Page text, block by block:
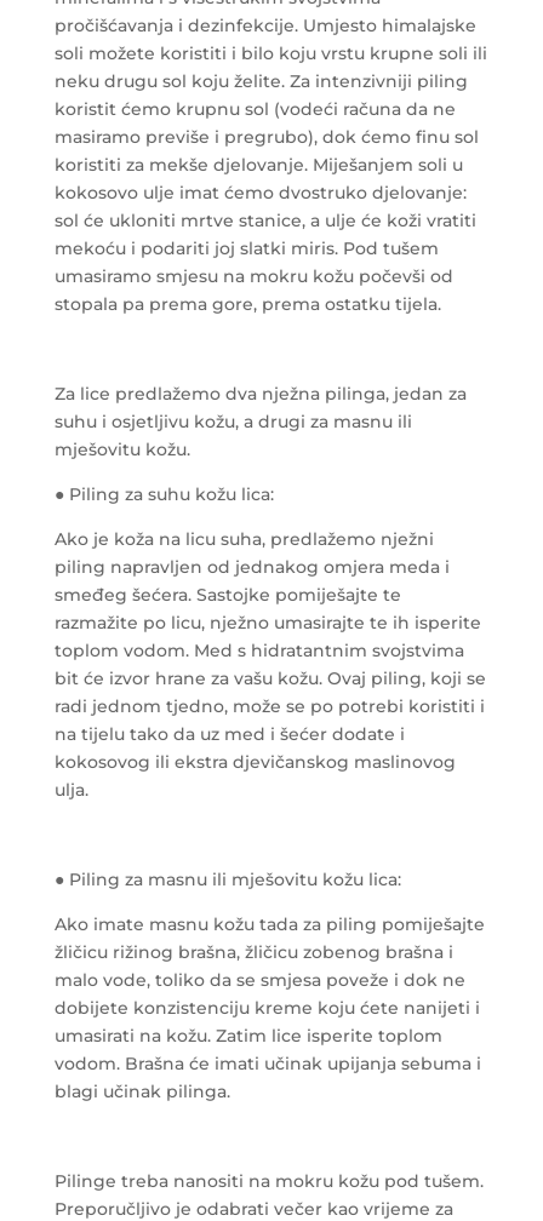
pročišćavanja i dezinfekcije. Umjesto himalajske
soli možete koristiti i bilo koju vrstu krupne soli ili
neku drugu sol koju želite. Za intenzivniji piling
koristit ćemo krupnu sol (vodeći računa da ne
masiramo previše i pregrubo), dok ćemo finu sol
koristiti za mekše djelovanje. Miješanjem soli u
kokosovo ulje imat ćemo dvostruko djelovanje:
sol će ukloniti mrtve stanice, a ulje će koži vratiti
mekoću i podariti joj slatki miris. Pod tušem
umasiramo smjesu na mokru kožu počevši od
stopala pa prema gore, prema ostatku tijela.
Za lice predlažemo dva nježna pilinga, jedan za
suhu i osjetljivu kožu, a drugi za masnu ili
mješovitu kožu.
● Piling za suhu kožu lica:
Ako je koža na licu suha, predlažemo nježni
piling napravljen od jednakog omjera meda i
smeđeg šećera. Sastojke pomiješajte te
razmažite po licu, nježno umasirajte te ih isperite
toplom vodom. Med s hidratantnim svojstvima
bit će izvor hrane za vašu kožu. Ovaj piling, koji se
radi jednom tjedno, može se po potrebi koristiti i
na tijelu tako da uz med i šećer dodate i
kokosovog ili ekstra djevičanskog maslinovog
ulja.
● Piling za masnu ili mješovitu kožu lica:
Ako imate masnu kožu tada za piling pomiješajte
žličicu rižinog brašna, žličicu zobenog brašna i
malo vode, toliko da se smjesa poveže i dok ne
dobijete konzistenciju kreme koju ćete nanijeti i
umasirati na kožu. Zatim lice isperite toplom
vodom. Brašna će imati učinak upijanja sebuma i
blagi učinak pilinga.
Pilinge treba nanositi na mokru kožu pod tušem.
Preporučljivo je odabrati večer kao vrijeme za